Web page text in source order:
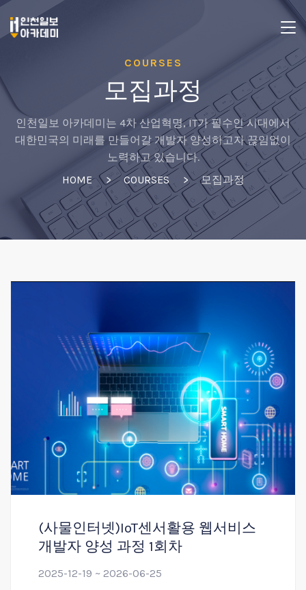
COURSES
모집과정
인천일보 아카데미는 4차 산업혁명, IT가 필수인 시대에서
대한민국의 미래를 만들어갈 개발자 양성하고자 끊임없이
노력하고 있습니다.
HOME
COURSES 모집과정
(사물인터넷)IoT센서활용 웹서비스
개발자 양성 과정 1회차
2025-12-19 ~ 2026-06-25